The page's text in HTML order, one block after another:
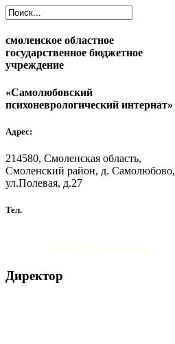
смоленское областное
государственное бюджетное
учреждение
«Самолюбовский
психоневрологический интернат»
Адрес:
214580, Смоленская область,
Смоленский район, д. Самолюбово,
ул.Полевая, д.27
Тел.
30-46-37 Бухгалтерия
Директор